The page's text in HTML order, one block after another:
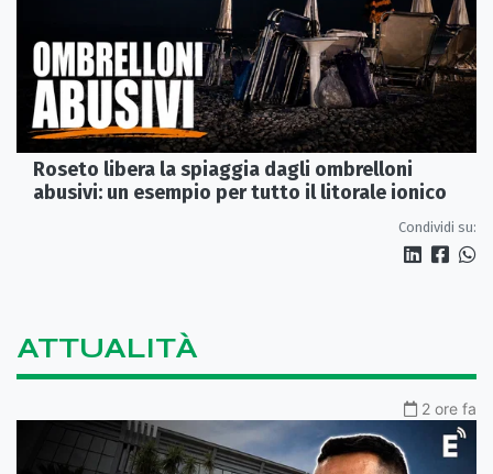
Roseto libera la spiaggia dagli ombrelloni
abusivi: un esempio per tutto il litorale ionico
Condividi su:
ATTUALITÀ
2 ore fa